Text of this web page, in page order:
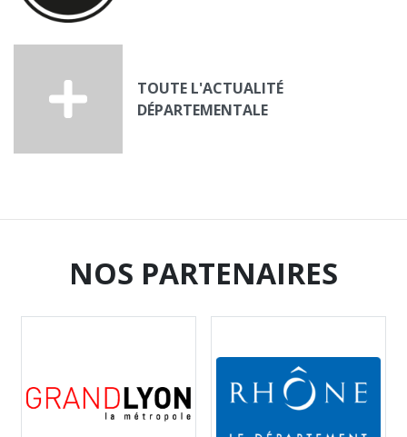
TOUTE L'ACTUALITÉ
DÉPARTEMENTALE
NOS PARTENAIRES